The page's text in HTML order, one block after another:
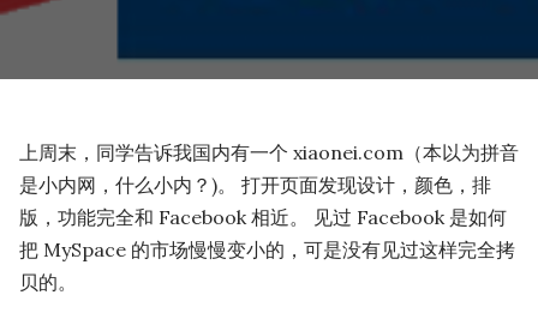
上周末，同学告诉我国内有一个 xiaonei.com（本以为拼音
是小内网，什么小内？)。 打开页面发现设计，颜色，排
版，功能完全和 Facebook 相近。 见过 Facebook 是如何
把 MySpace 的市场慢慢变小的，可是没有见过这样完全拷
贝的。